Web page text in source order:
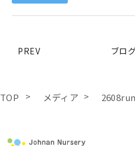
PREV ブロ
TOP メディア